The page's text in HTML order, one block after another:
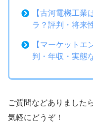
【古河電機工業
ラ？評判・将来
【マーケット
判・年収・実態
ご質問などありました
気軽にどうぞ！